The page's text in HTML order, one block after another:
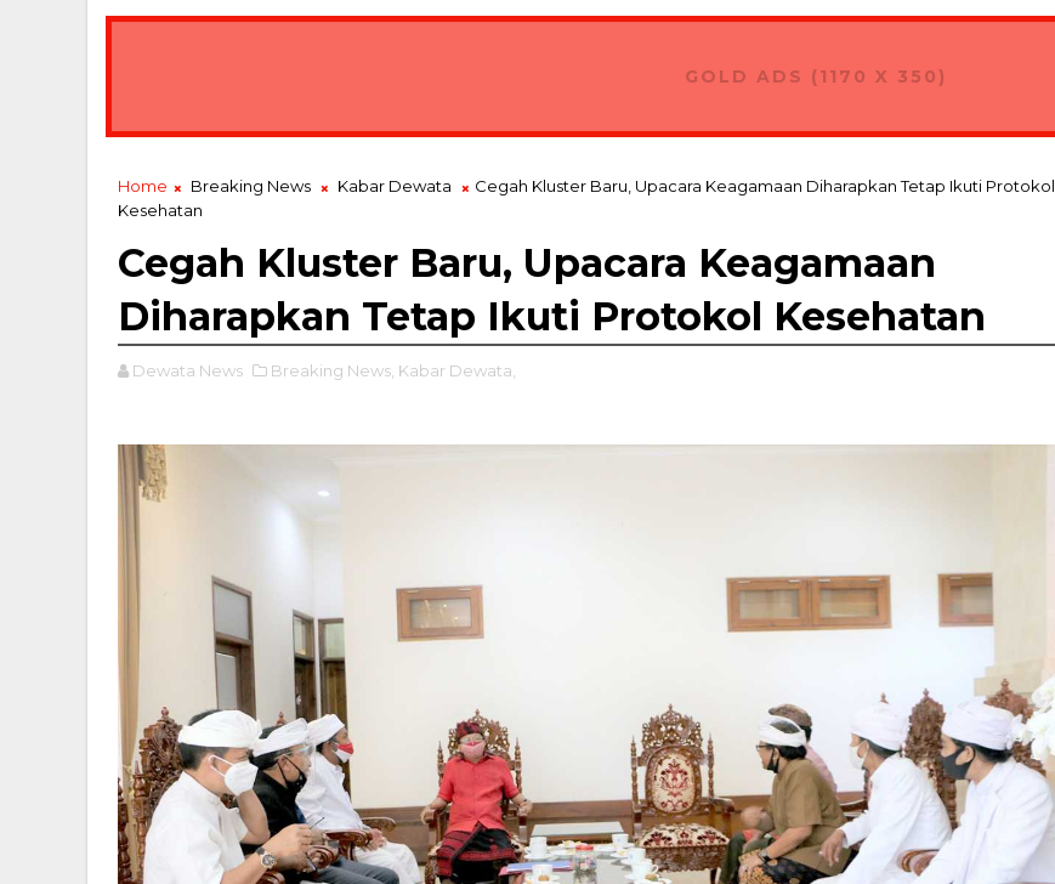
GOLD ADS (1170 X 350)
Home Breaking News Kabar Dewata
Cegah Kluster Baru, Upacara Keagamaan Diharapkan Tetap Ikuti Protokol
Kesehatan
Cegah Kluster Baru, Upacara Keagamaan
Diharapkan Tetap Ikuti Protokol Kesehatan
Dewata News Breaking News, Kabar Dewata,